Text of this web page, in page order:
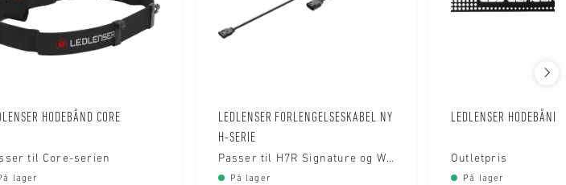
HODEBÅND CORE
til Core-serien
lager
LEDLENSER FORLENGELSESKABEL NY
H-SERIE
Passer til H7R Signature og Work, H15R og H19R
På lager
LEDLENSER HODEBÅND
Outletpris
På lager